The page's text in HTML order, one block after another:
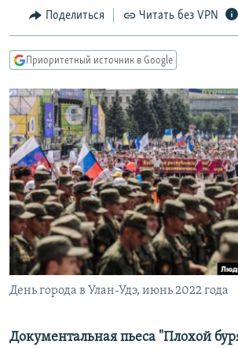
Вернутся
поиску
КУЛЬТУРА
КАВКАЗ.РЕАЛИИ
СЕВЕР.РЕАЛИИ
СИБИРЬ.РЕАЛИИ
РАСПИСАНИЕ ВЕЩАНИЯ
ПОДПИШИТЕСЬ НА РАССЫЛКУ
СОЦИАЛЬНЫЕ СЕТИ
Все сайты РСЕ/РС
Поделиться Читать без VPN
Приоритетный источник в Google
День города в Улан-Удэ, июнь 2022 года
Документальная пьеса "Плохой